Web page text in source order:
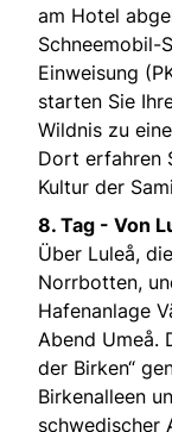
am Hotel
Schneemobil-
Einweisung
starten Sie
Wildnis zu
Dort erfahren
Kultur der
8. Tag - Von
Über Luleå,
Norrbotten,
Hafenanlage
Abend Umeå.
der Birken“
Birkenalleen
schwedischer